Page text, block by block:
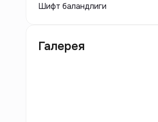
Шифт баландлиги
Галерея